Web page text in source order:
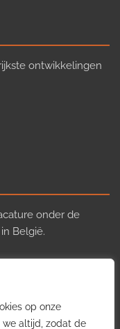
op onze
we altijd, zodat de
ontwikkelingen
onder de
België.